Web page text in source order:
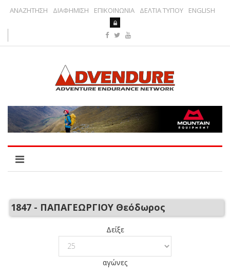
ΑΝΑΖΗΤΗΣΗ ΔΙΑΦΗΜΙΣΗ ΕΠΙΚΟΙΝΩΝΙΑ ΔΕΛΤΙΑ ΤΥΠΟΥ ENGLISH
1847 - ΠΑΠΑΓΕΩΡΓΙΟΥ Θεόδωρος
Δείξε
αγώνες